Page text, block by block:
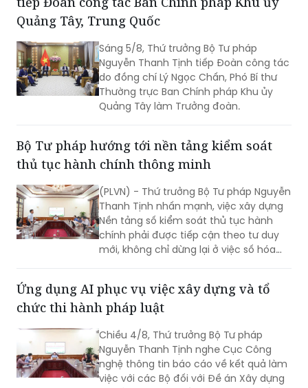
Quảng Tây, Trung Quốc
Sáng 5/8, Thứ trưởng Bộ Tư pháp
Nguyễn Thanh Tịnh tiếp Đoàn công tác
do đồng chí Lý Ngọc Chấn, Phó Bí thư
Thường trực Ban Chính pháp Khu ủy
Quảng Tây làm Trưởng đoàn.
Bộ Tư pháp hướng tới nền tảng kiểm soát
thủ tục hành chính thông minh
(PLVN) - Thứ trưởng Bộ Tư pháp Nguyễn
Thanh Tịnh nhấn mạnh, việc xây dựng
Nền tảng số kiểm soát thủ tục hành
chính phải được tiếp cận theo tư duy
mới, không chỉ dừng lại ở việc số hóa
nghệ, mà phải hướng tới xây dựng một
nền tảng thực sự thông minh, chủ
gia tăng cho công tác quản lý nhà
nước.
Ứng dụng AI phục vụ việc xây dựng và tổ
chức thi hành pháp luật
Chiều 4/8, Thứ trưởng Bộ Tư pháp
Nguyễn Thanh Tịnh nghe Cục Công
nghệ thông tin báo cáo về kết quả làm
việc với các Bộ đối với Đề án Xây dựng